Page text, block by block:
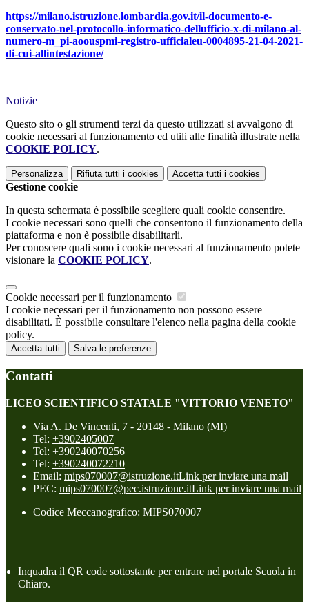
https://milano.istruzione.lombardia.gov.it/il-documento-e-
conservato-nel-protocollo-informatico-dellufficio-x-di-milano-al-
numero-m_pi-aoouspmi-registro-ufficialeu-0004895-21-04-2021-
di-cui-allintestazione/
Notizie
Questo sito o gli strumenti terzi da questo utilizzati si avvalgono di
cookie necessari al funzionamento ed utili alle finalità illustrate nella
COOKIE POLICY.
Personalizza Rifiuta tutti i cookies Accetta tutti i cookies
Gestione cookie
In questa schermata è possibile scegliere quali cookie consentire.
I cookie necessari sono quelli che consentono il funzionamento della
piattaforma e non è possibile disabilitarli.
Per conoscere quali sono i cookie necessari al funzionamento potete
visionare la COOKIE POLICY.
Cookie necessari per il funzionamento
I cookie necessari per il funzionamento non possono essere
disabilitati. È possibile consultare l'elenco nella pagina della cookie
policy.
Accetta tutti Salva le preferenze
Contatti
LICEO SCIENTIFICO STATALE "VITTORIO VENETO"
Via A. De Vincenti, 7 - 20148 - Milano (MI)
Tel: +3902405007
Tel: +390240070256
Tel: +390240072210
Email: mips070007@istruzione.itLink per inviare una mail
PEC: mips070007@pec.istruzione.itLink per inviare una mail
Codice Meccanografico: MIPS070007
Inquadra il QR code sottostante per entrare nel portale Scuola in
Chiaro.